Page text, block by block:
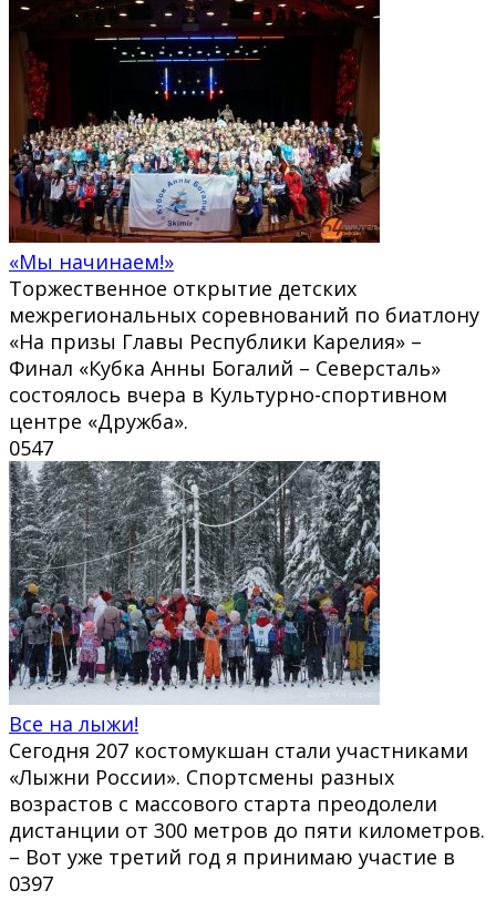
«Мы начинаем!»
Торжественное открытие детских
межрегиональных соревнований по биатлону
«На призы Главы Республики Карелия» –
Финал «Кубка Анны Богалий – Северсталь»
состоялось вчера в Культурно-спортивном
центре «Дружба».
0547
Все на лыжи!
Сегодня 207 костомукшан стали участниками
«Лыжни России». Спортсмены разных
возрастов с массового старта преодолели
дистанции от 300 метров до пяти километров.
– Вот уже третий год я принимаю участие в
0397